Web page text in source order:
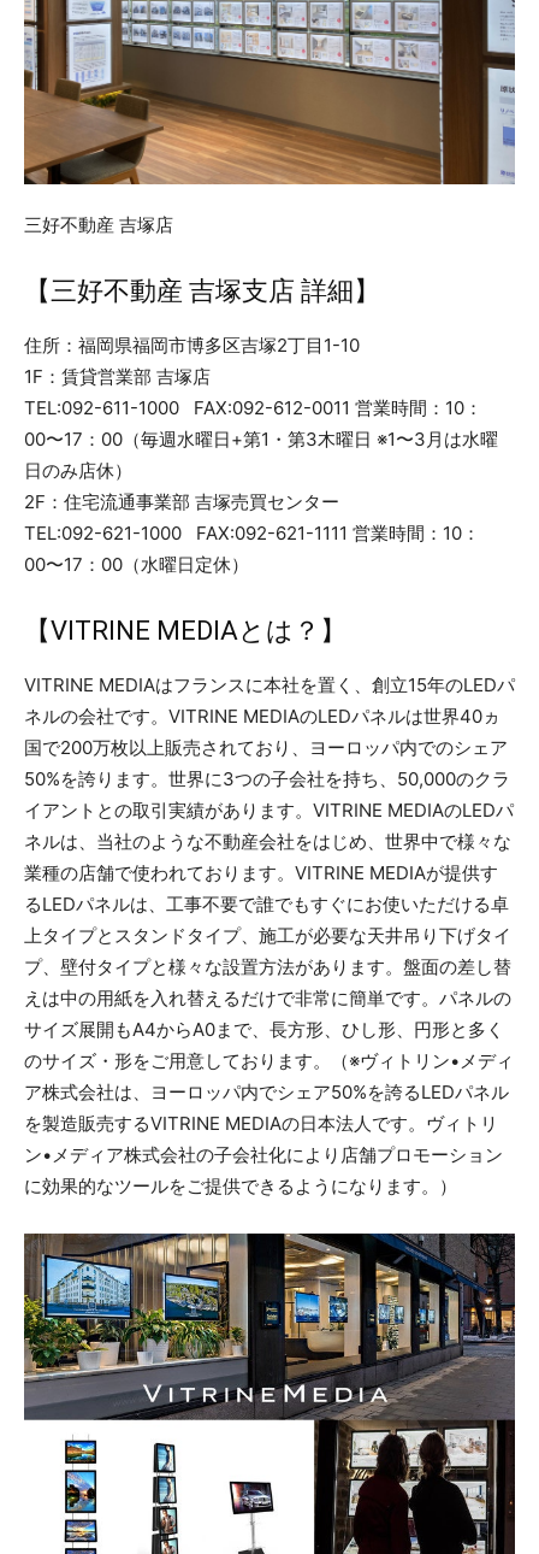
三好不動産 吉塚店
【三好不動産 吉塚支店 詳細】
住所：福岡県福岡市博多区吉塚2丁目1-10
1F：賃貸営業部 吉塚店
TEL:092-611-1000 FAX:092-612-0011 営業時間：10：
00〜17：00（毎週水曜日+第1・第3木曜日 ※1〜3月は水曜
日のみ店休）
2F：住宅流通事業部 吉塚売買センター
TEL:092-621-1000 FAX:092-621-1111 営業時間：10：
00〜17：00（水曜日定休）
【VITRINE MEDIAとは？】
VITRINE MEDIAはフランスに本社を置く、創立15年のLEDパ
ネルの会社です。VITRINE MEDIAのLEDパネルは世界40ヵ
国で200万枚以上販売されており、ヨーロッパ内でのシェア
50%を誇ります。世界に3つの子会社を持ち、50,000のクラ
イアントとの取引実績があります。VITRINE MEDIAのLEDパ
ネルは、当社のような不動産会社をはじめ、世界中で様々な
業種の店舗で使われております。VITRINE MEDIAが提供す
るLEDパネルは、工事不要で誰でもすぐにお使いただける卓
上タイプとスタンドタイプ、施工が必要な天井吊り下げタイ
プ、壁付タイプと様々な設置方法があります。盤面の差し替
えは中の用紙を入れ替えるだけで非常に簡単です。パネルの
サイズ展開もA4からA0まで、長方形、ひし形、円形と多く
のサイズ・形をご用意しております。（※ヴィトリン•メディ
ア株式会社は、ヨーロッパ内でシェア50%を誇るLEDパネル
を製造販売するVITRINE MEDIAの日本法人です。ヴィトリ
ン•メディア株式会社の子会社化により店舗プロモーション
に効果的なツールをご提供できるようになります。）